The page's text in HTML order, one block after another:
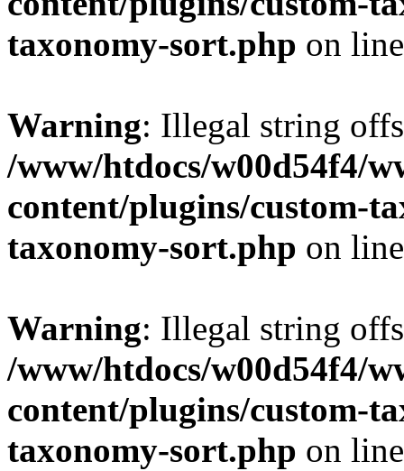
taxonomy-sort.php on
Warning: Illegal string
/www/htdocs/w00d54f4/
content/plugins/custom-
taxonomy-sort.php on
Warning: Illegal string
/www/htdocs/w00d54f4/
content/plugins/custom-
taxonomy-sort.php on